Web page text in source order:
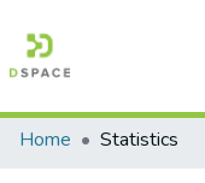
Home Statistics